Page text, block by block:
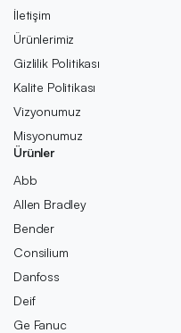
İletişim
Ürünlerimiz
Gizlilik Politikası
Kalite Politikası
Vizyonumuz
Misyonumuz
Ürünler
Abb
Allen Bradley
Bender
Consilium
Danfoss
Deif
Ge Fanuc